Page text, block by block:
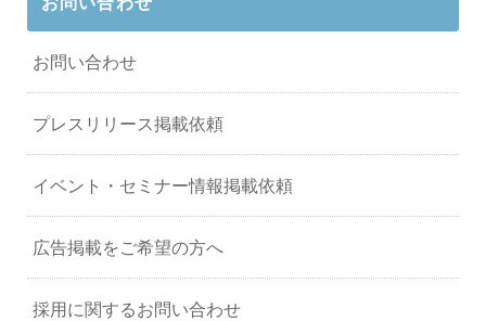
お問い合わせ
プレスリリース掲載依頼
イベント・セミナー情報掲載依頼
広告掲載をご希望の方へ
採用に関するお問い合わせ